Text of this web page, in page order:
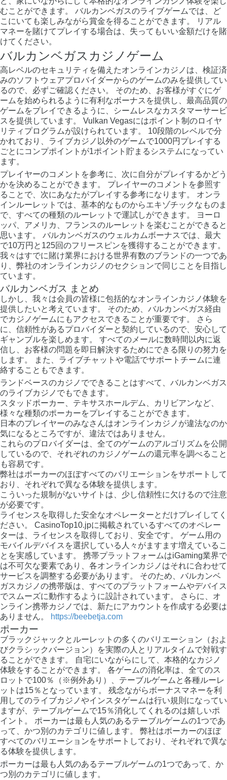
むことができます。 バルカンベガスのライブゲームでは、ど
こにいても楽しみながら賞金を得ることができます。 リアル
マネーを賭けてプレイする場合は、失ってもいい金額だけを賭
けてください。
バルカンベガスカジノゲーム
高レベルのセキュリティを備えたオンラインカジノは、検証済
みのソフトウェアプロバイダーからのゲームのみを提供してい
るので、必ずご確認ください。 そのため、お客様がすぐにゲ
ームを始められるように有利なボーナスを提供し、最高品質の
ゲームをプレイできるように、シームレスなカスタマーサービ
スを提供しています。 Vulkan Vegasにはポイント制のロイヤ
リティプログラムが設けられています。 10段階のレベルで分
かれており、ライブカジノ以外のゲームで1000円プレイする
ごとにコンプポイントが1ポイント貯まるシステムになってい
ます。
プレイヤーのコメントを参考に、次に自分がプレイするかどう
かを決めることができます。 プレイヤーのコメントを参照す
ることで、次にあなたがプレイする参考になります。 オンラ
インルーレットでは、基本的なものからエキゾチックなものま
で、すべての種類のルーレットで運試しができます。 ヨーロ
ッパ、アメリカ、フランスのルーレットを楽むことができると
思います。 バルカンベガスのウェルカムボーナスでは、最大
で10万円と125回のフリースピンを獲得することができます。
我々はすでに賭け業界における世界有数のブランドの一つであ
り、弊社のオンラインカジノのセクションで同じことを目指し
ています。
バルカンベガス まとめ
しかし、我々は会員の皆様に包括的なオンラインカジノ体験を
提供したいと考えています。 そのため、バルカンベガス経由
でカジノゲームにもアクセスできることが重要です。 さら
に、信頼性があるプロバイダーと契約しているので、安心して
ギャンブルを楽しめます。 すべてのメールに数時間以内に返
信し、お客様の問題を即日解決するためにできる限りの努力を
します。 また、ライブチャットや電話でサポートチームに連
絡することもできます。
ランドベースのカジノでできることはすべて、バルカンベガス
のライブカジノでもできます。
スタッドポーカー、テキサスホールデム、カリビアンなど、
様々な種類のポーカーをプレイすることができます。
日本のプレイヤーのみなさんはオンラインカジノが違法なのか
気になるところですが、違法ではありません。
これらのプロバイダーは、全てのゲームのアルゴリズムを公開
しているので、それぞれのカジノゲームの還元率を調べること
も容易です。
弊社はポーカーのほぼすべてのバリエーションをサポートして
おり、それぞれで異なる体験を提供します。
こういった規制がないサイトは、少し信頼性に欠けるので注意
が必要です。
ライセンスを取得した安全なオペレーターとだけプレイしてく
ださい。 CasinoTop10.jpに掲載されているすべてのオペレー
ターは、ライセンスを取得しており、安全です。 ゲーム用の
モバイルデバイスを選択している人々がますます増えているこ
とを実感しています。 携帯プラットフォームはiGaming業界で
は不可欠な要素であり、各オンラインカジノはそれに合わせて
サービスを調整する必要があります。 そのため、バルカンベ
ガスカジノの携帯版は、すべてのプラットフォームやデバイス
でスムーズに動作するように設計されています。 さらに、オ
ンライン携帯カジノでは、新たにアカウントを作成する必要は
ありません。
https://beebetja.com
ポーカー
ブラックジャックとルーレットの多くのバリエーション（およ
びクラシックバージョン）を実際の人とリアルタイムで対戦す
ることができます。 自宅にいながらにして、本格的なカジノ
体験をすることができます。 各ゲームの消化率は、全てのス
ロットで100％（※例外あり）、テーブルゲームと各種ルーレ
ットは15％となっています。 残念ながらボーナスマネーを利
用してのライブカジノやインスタゲームは行い規則になってい
ますが、テーブルゲームで15％消化してくれるのは嬉しいポ
イント。 ポーカーは最も人気のあるテーブルゲームの1つであ
って、かつ別のカテゴリに値します。 弊社はポーカーのほぼ
すべてのバリエーションをサポートしており、それぞれで異な
る体験を提供します。
ポーカーは最も人気のあるテーブルゲームの1つであって、か
つ別のカテゴリに値します。